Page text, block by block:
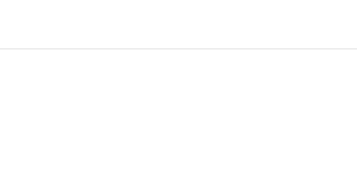
4 Tim Lolos ke Semifinal Piala AFF U-17 2026